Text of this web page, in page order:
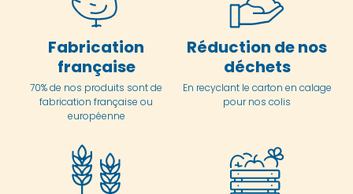
Fabrication
française
70% de nos produits sont de
fabrication française ou
européenne
Réduction de nos
déchets
En recyclant le carton en calage
pour nos colis